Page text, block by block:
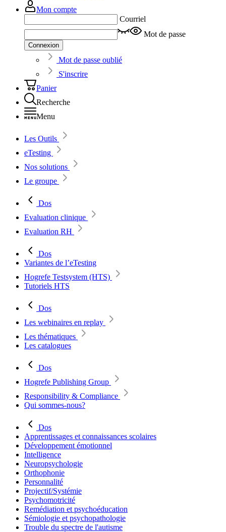
Mon compte
Courriel
Mot de passe
Connexion
Mot de passe oublié
S'inscrire
Panier
Recherche
Menu
Les Outils
eTesting
Nos solutions
Le groupe
Dos
Evaluation clinique
Evaluation RH
Dos
Variantes de l’eTesting
Hogrefe Testsystem (HTS)
Tutoriels HTS
Dos
Les webinaires en replay
Les thématiques
Les catalogues
Dos
Hogrefe Publishing Group
Responsibility & Compliance
Qui sommes-nous?
Dos
Apprentissages et connaissances scolaires
Développement émotionnel
Intelligence
Neuropsychologie
Orthophonie
Personnalité
Projectif/Systémie
Psychomotricité
Remédiation et psychoéducation
Sémiologie et psychopathologie
Trouble du spectre de l'autisme